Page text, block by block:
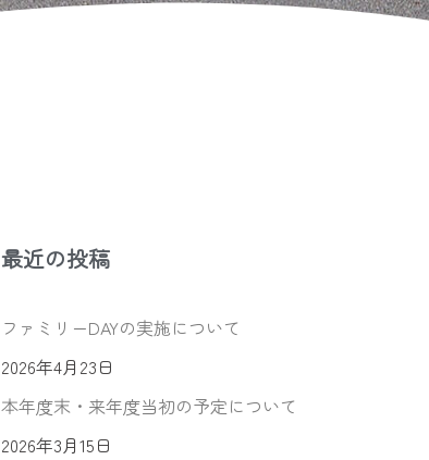
最近の投稿
ファミリーDAYの実施について
2026年4月23日
本年度末・来年度当初の予定について
2026年3月15日